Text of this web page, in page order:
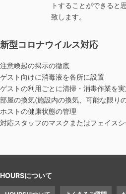
トすることができると
致します。
新型コロナウイルス対応
注意喚起の掲示の徹底
ゲスト向けに消毒液を各所に設置
ゲストの利用ごとに清掃・消毒作業を
部屋の換気(施設内の換気、可能な限り
ホストの健康状態の管理
対応スタッフのマスクまたはフェイス
HOURSについて